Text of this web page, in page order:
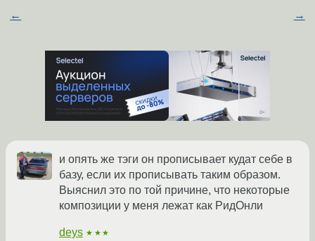
← →
и опять же тэги он прописывает кудат себе в
базу, если их прописывать таким образом.
Выяснил это по той причине, что некоторые
композиции у меня лежат как РидОнли
deys ★★★